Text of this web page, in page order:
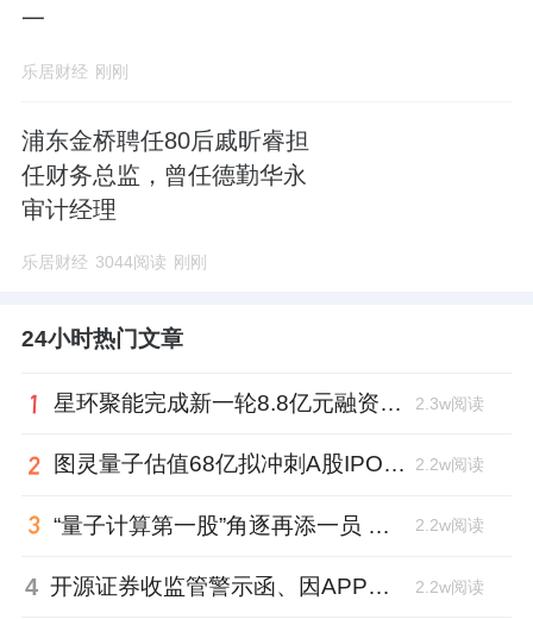
一
乐居财经 刚刚
浦东金桥聘任80后戚昕睿担
任财务总监，曾任德勤华永
审计经理
乐居财经 3044阅读 刚刚
24小时热门文章
星环聚能完成新一轮8.8亿元融资，核心团队来自清华工程物理系 2.3w阅读
图灵量子估值68亿拟冲刺A股IPO，商汤科技、联想创投加持 2.2w阅读
“量子计算第一股”角逐再添一员 ，图灵量子启动IPO、国泰海通辅导 2.2w阅读
4 开源证券收监管警示函、因APP交易系统故障迟报违规，深主板IPO撤回一年多 2.2w阅读